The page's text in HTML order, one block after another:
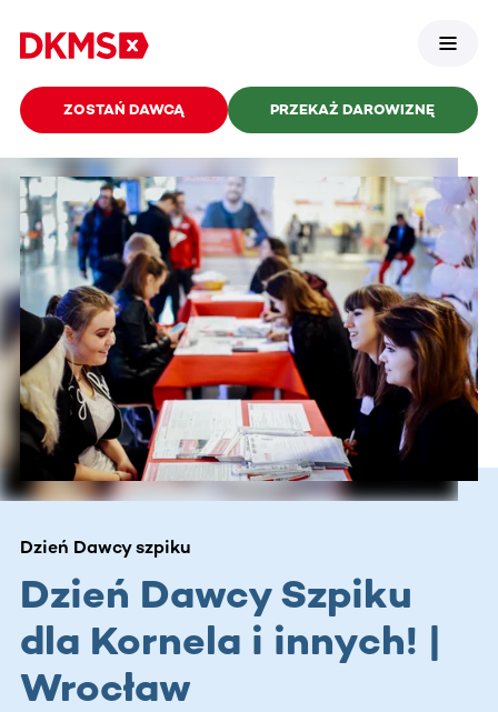
ZOSTAŃ DAWCĄ PRZEKAŻ DAROWIZNĘ
Dzień Dawcy szpiku
Dzień Dawcy Szpiku
dla Kornela i innych! |
Wrocław